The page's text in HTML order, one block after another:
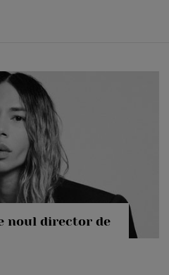
noul director de